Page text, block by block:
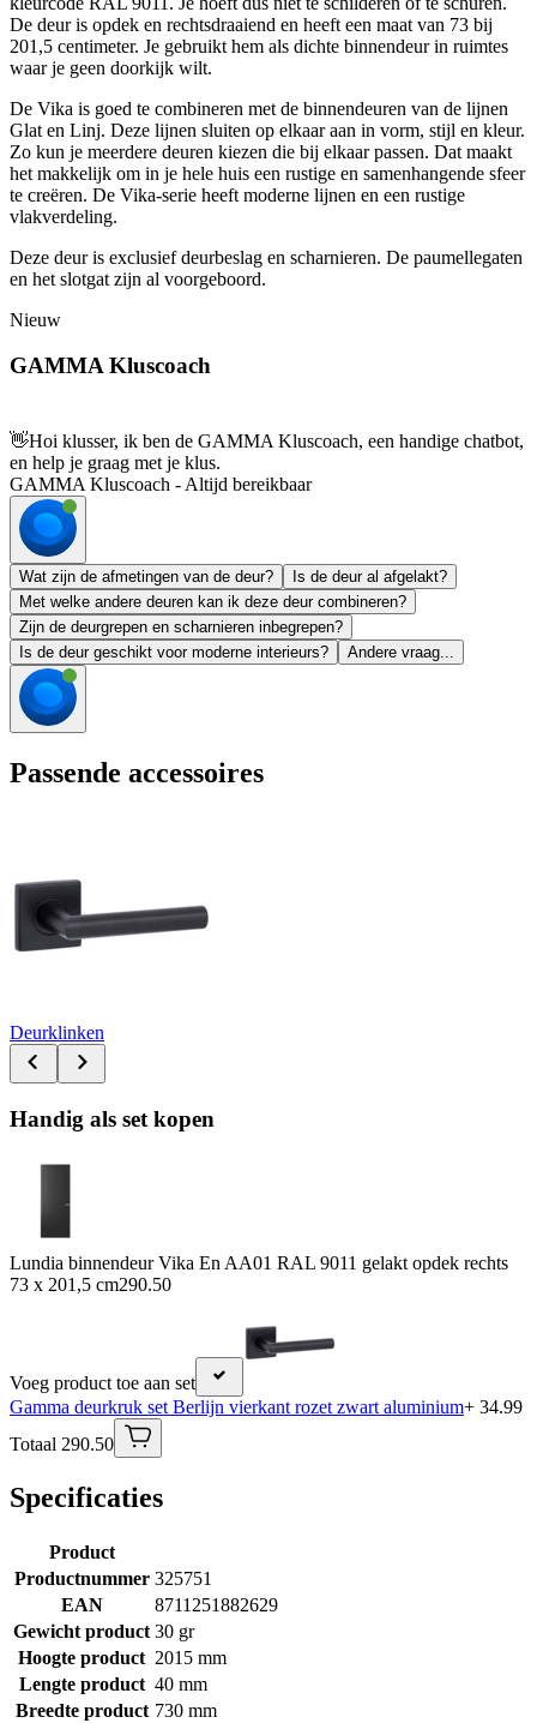
De deur is opdek en rechtsdraaiend en heeft een maat van 73 bij
201,5 centimeter. Je gebruikt hem als dichte binnendeur in ruimtes
waar je geen doorkijk wilt.
De Vika is goed te combineren met de binnendeuren van de lijnen
Glat en Linj. Deze lijnen sluiten op elkaar aan in vorm, stijl en kleur.
Zo kun je meerdere deuren kiezen die bij elkaar passen. Dat maakt
het makkelijk om in je hele huis een rustige en samenhangende sfeer
te creëren. De Vika-serie heeft moderne lijnen en een rustige
vlakverdeling.
Deze deur is exclusief deurbeslag en scharnieren. De paumellegaten
en het slotgat zijn al voorgeboord.
Nieuw
GAMMA Kluscoach
👋Hoi klusser, ik ben de GAMMA Kluscoach, een handige chatbot,
en help je graag met je klus.
GAMMA Kluscoach - Altijd bereikbaar
Wat zijn de afmetingen van de deur?
Is de deur al afgelakt?
Met welke andere deuren kan ik deze deur combineren?
Zijn de deurgrepen en scharnieren inbegrepen?
Is de deur geschikt voor moderne interieurs?
Andere vraag...
Passende accessoires
Deurklinken
Handig als set kopen
Lundia binnendeur Vika En AA01 RAL 9011 gelakt opdek rechts
73 x 201,5 cm290.50
Voeg product toe aan set
Gamma deurkruk set Berlijn vierkant rozet zwart aluminium+ 34.99
Totaal 290.50
Specificaties
Product
Productnummer 325751
EAN
8711251882629
Gewicht product 30 gr
Hoogte product 2015 mm
Lengte product 40 mm
Breedte product 730 mm